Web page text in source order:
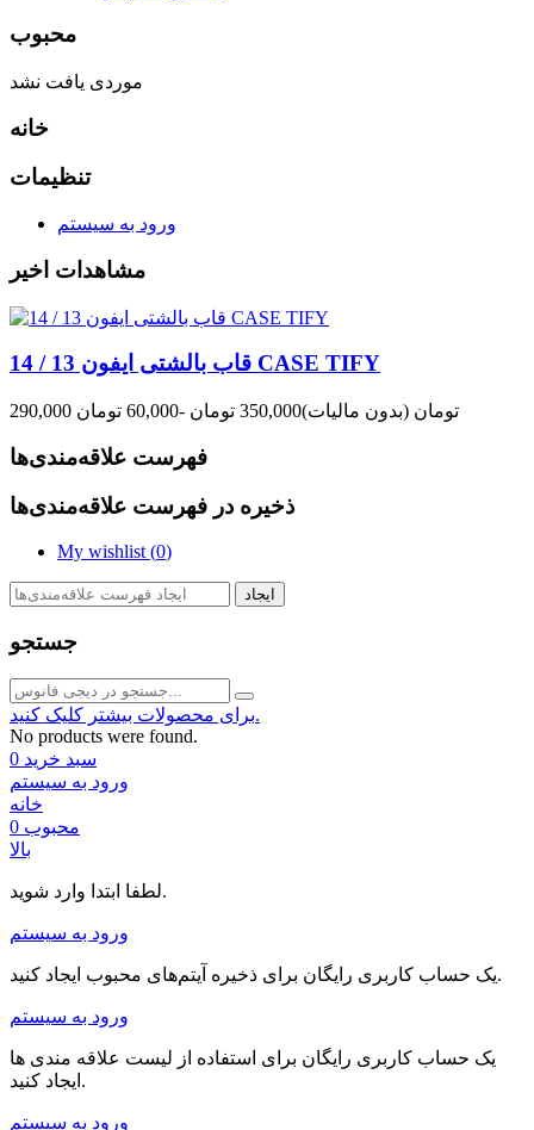
محبوب
موردی یافت نشد
خانه
تنظیمات
ورود به سیستم
مشاهدات اخیر
قاب بالشتی ایفون 13 / 14 CASE TIFY
290,000 تومان (بدون مالیات)350,000 تومان -60,000 تومان
فهرست علاقه‌مندی‌ها
ذخیره در فهرست علاقه‌مندی‌ها
My wishlist (0)
ایجاد
جستجو
برای محصولات بیشتر کلیک کنید.
No products were found.
سبد خرید 0
ورود به سیستم
خانه
محبوب 0
بالا
لطفا ابتدا وارد شوید.
ورود به سیستم
یک حساب کاربری رایگان برای ذخیره آیتم‌های محبوب ایجاد کنید.
ورود به سیستم
یک حساب کاربری رایگان برای استفاده از لیست علاقه مندی ها
ایجاد کنید.
ورود به سیستم